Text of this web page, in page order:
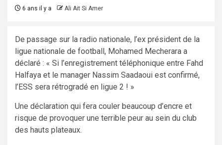
6 ans il y a Ali Ait Si Amer
De passage sur la radio nationale, l’ex président de la
ligue nationale de football, Mohamed Mecherara a
déclaré : « Si l’enregistrement téléphonique entre Fahd
Halfaya et le manager Nassim Saadaoui est confirmé,
l’ESS sera rétrogradé en ligue 2 ! »
Une déclaration qui fera couler beaucoup d’encre et
risque de provoquer une terrible peur au sein du club
des hauts plateaux.